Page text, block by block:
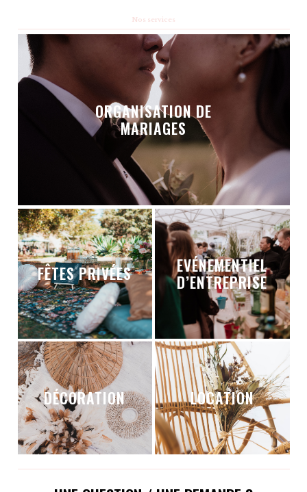
Nos services
ORGANISATION DE
MARIAGES
FÊTES PRIVÉES EVÉNEMENTIEL
D’ENTREPRISE
DÉCORATION LOCATION